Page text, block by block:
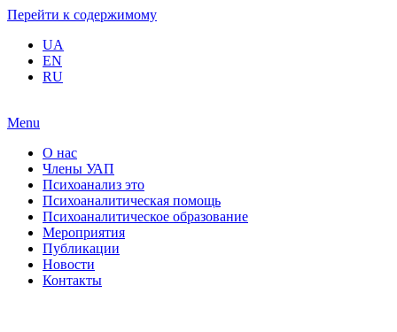
Перейти к содержимому
UA
EN
RU
Menu
О нас
Члены УАП
Психоанализ это
Психоаналитическая помощь
Психоаналитическое образование
Мероприятия
Публикации
Новости
Контакты